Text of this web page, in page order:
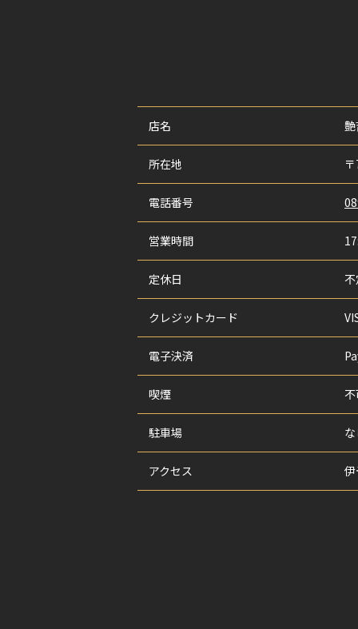
店名
所在地
電話番号
営業時間
定休日 不
クレジットカード
電子決済
喫煙 不
駐車場 な
アクセス